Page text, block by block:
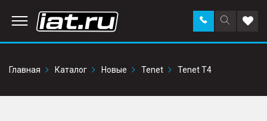
Поиск
по
Заказать
звонок в
Главная
Каталог Новые Tenet Tenet T4